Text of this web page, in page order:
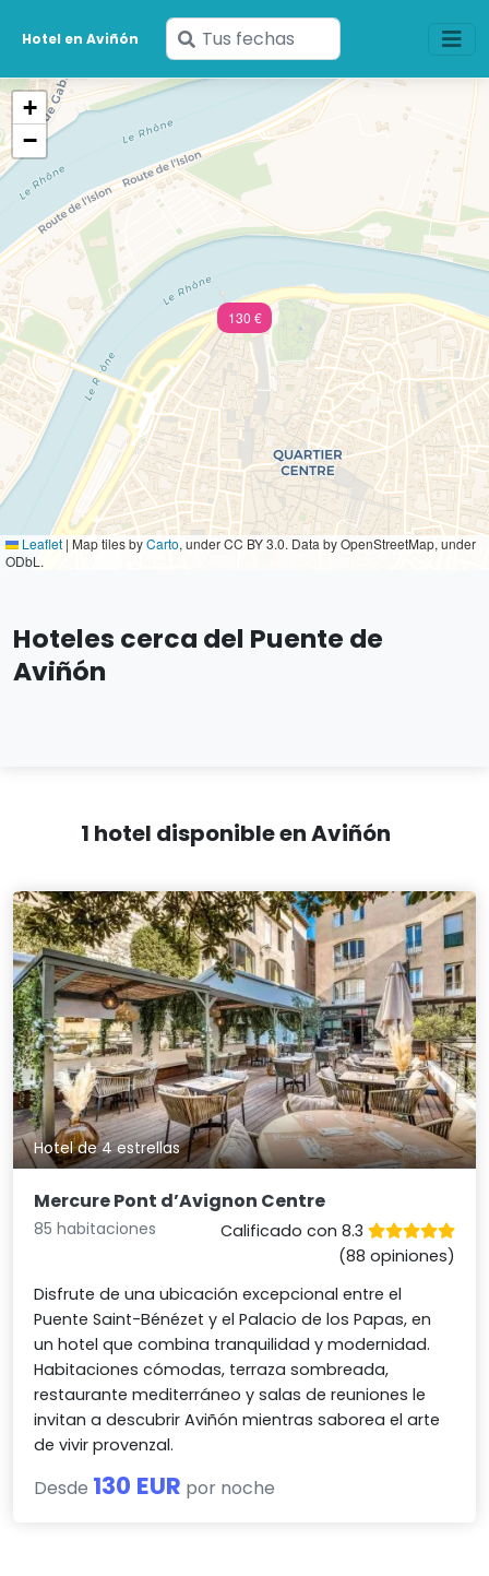
Hotel en Aviñón
Ingresa
tus
130 €
+
−
Leaflet | Map tiles byCarto, under CC BY 3.0. Data by OpenStreetMap, under
ODbL.
Hoteles cerca del Puente de
Aviñón
1 hotel disponible en Aviñón
Hotel de 4 estrellas
Mercure Pont d’Avignon Centre
85 habitaciones
Calificado con 8.3
(88 opiniones)
Disfrute de una ubicación excepcional entre el
Puente Saint-Bénézet y el Palacio de los Papas, en
un hotel que combina tranquilidad y modernidad.
Habitaciones cómodas, terraza sombreada,
restaurante mediterráneo y salas de reuniones le
invitan a descubrir Aviñón mientras saborea el arte
de vivir provenzal.
Desde 130 EUR por noche